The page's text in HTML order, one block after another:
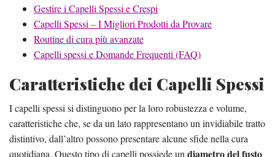
Gestire i Capelli Spessi e Crespi
Capelli Spessi – I Migliori Prodotti da Provare
Routine di cura più avanzate
Capelli spessi e Domande Frequenti (FAQ)
Caratteristiche dei Capelli Spessi
I capelli spessi si distinguono per la loro robustezza e volume,
caratteristiche che, se da un lato rappresentano un invidiabile tratto
distintivo, dall’altro possono presentare alcune sfide nella cura
quotidiana. Questo tipo di capelli possiede un diametro del fusto